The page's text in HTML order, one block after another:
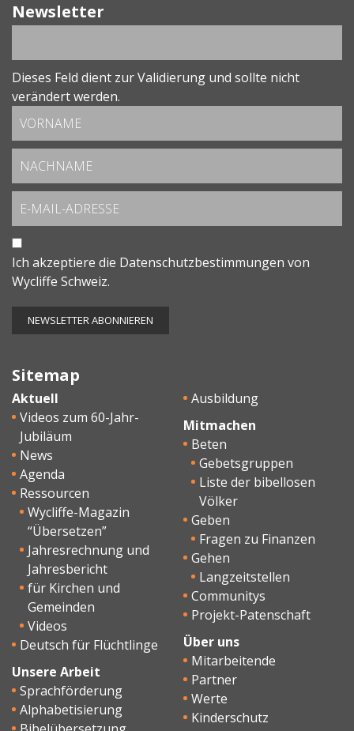
Newsletter
Dieses Feld dient zur Validierung und sollte nicht
verändert werden.
Ich akzeptiere die Datenschutzbestimmungen von
Wycliffe Schweiz.
Sitemap
Aktuell
Videos zum 60-Jahr-
Jubiläum
News
Agenda
Ressourcen
Wycliffe-Magazin
“Übersetzen”
Jahresrechnung und
Jahresbericht
für Kirchen und
Gemeinden
Videos
Deutsch für Flüchtlinge
Unsere Arbeit
Sprachförderung
Alphabetisierung
Ausbildung
Mitmachen
Beten
Gebetsgruppen
Liste der bibellosen
Völker
Geben
Fragen zu Finanzen
Gehen
Langzeitstellen
Communitys
Projekt-Patenschaft
Über uns
Mitarbeitende
Partner
Werte
Kinderschutz